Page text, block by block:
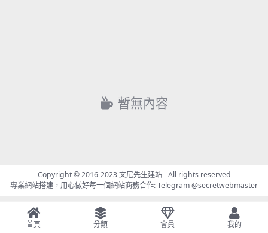
暫無內容
Copyright © 2016-2023文尼先生建站- All rights reserved
專業網站搭建，用心做好每一個網站商務合作: Telegram@secretwebmaster
首頁 分類 會員 我的